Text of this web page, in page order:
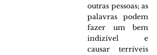
outras pessoas; as
palavras podem
fazer um bem
indizível e
causar terríveis